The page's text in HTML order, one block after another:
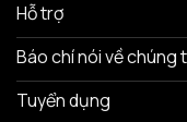
Hỗ trợ
Báo chí nói về chúng
Tuyển dụng